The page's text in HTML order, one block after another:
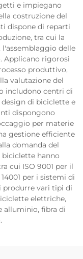
e impiegano
costruzione del
dispone di reparti
tra cui la
l'assemblaggio delle
Applicano rigorosi
produttivo,
valutazione del
includono centri di
di biciclette e
dispongono
per materie
gestione efficiente
domanda del
hanno
cui ISO 9001 per il
per i sistemi di
produrre vari tipi di
elettriche,
alluminio, fibra di